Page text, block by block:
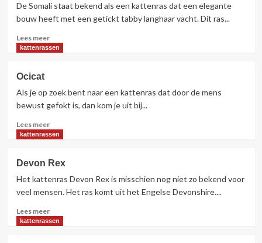
is
vermist
doe
ik
De Somali staat bekend als een kattenras dat een elegante
bouw heeft met een getickt tabby langhaar vacht. Dit ras...
Lees meerLees
meer
kattenrassen
Ocicat
Als je op zoek bent naar een kattenras dat door de mens
bewust gefokt is, dan kom je uit bij...
Lees meerLees
meer
kattenrassen
Devon Rex
Het kattenras Devon Rex is misschien nog niet zo bekend voor
veel mensen. Het ras komt uit het Engelse Devonshire....
Lees meerLees
meer
kattenrassen